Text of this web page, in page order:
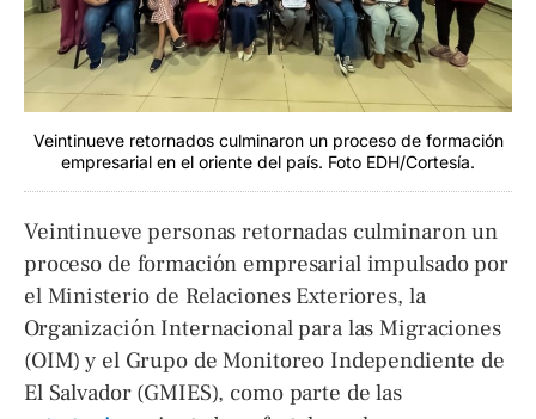
Veintinueve retornados culminaron un proceso de formación
empresarial en el oriente del país. Foto EDH/Cortesía.
Veintinueve personas retornadas culminaron un
proceso de formación empresarial impulsado por
el Ministerio de Relaciones Exteriores, la
Organización Internacional para las Migraciones
(OIM) y el Grupo de Monitoreo Independiente de
El Salvador (GMIES), como parte de las